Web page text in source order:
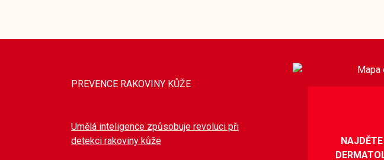
PREVENCE RAKOVINY KŮŽE
Umělá inteligence způsobuje revoluci při
detekci rakoviny kůže